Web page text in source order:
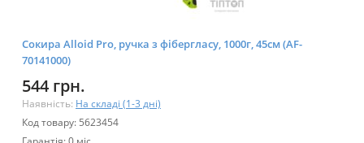
Сокира Alloid Pro, ручка з фібергласу, 1000г, 45см (AF-
70141000)
544 грн.
Наявність: На складі (1-3 дні)
Код товару: 5623454